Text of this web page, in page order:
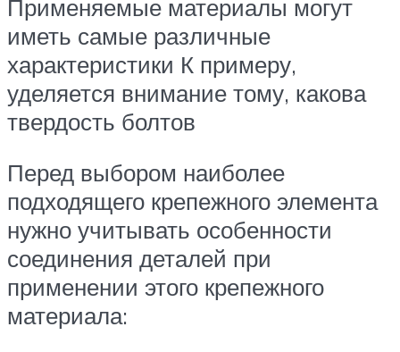
Применяемые материалы могут
иметь самые различные
характеристики К примеру,
уделяется внимание тому, какова
твердость болтов
Перед выбором наиболее
подходящего крепежного элемента
нужно учитывать особенности
соединения деталей при
применении этого крепежного
материала: